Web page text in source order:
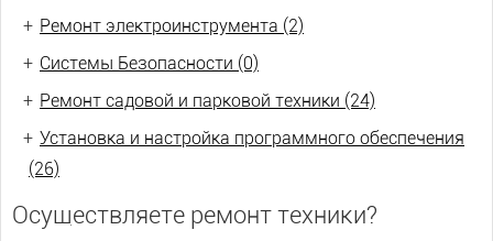
+ Ремонт электроинструмента (2)
+ Системы Безопасности (0)
+ Ремонт садовой и парковой техники (24)
+ Установка и настройка программного обеспечения
(26)
Осуществляете ремонт техники?